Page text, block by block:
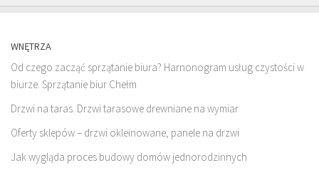
WNĘTRZA
Od czego zacząć sprzątanie biura? Harnonogram usług czystości w
biurze. Sprzątanie biur Chełm
Drzwi na taras. Drzwi tarasowe drewniane na wymiar
Oferty sklepów – drzwi okleinowane, panele na drzwi
Jak wygląda proces budowy domów jednorodzinnych